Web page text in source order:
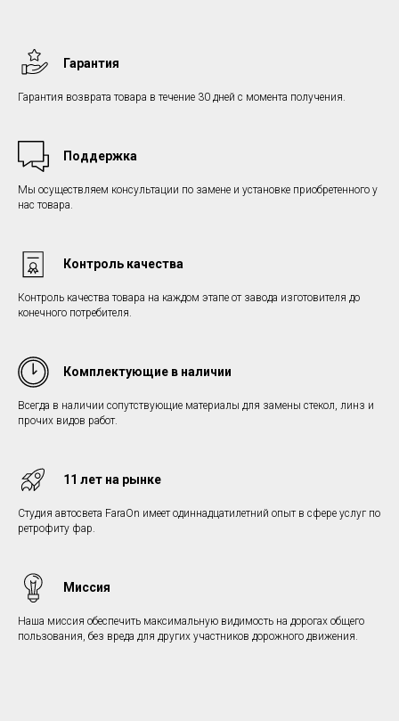
Гарантия
Гарантия возврата товара в течение 30 дней с момента получения.
Поддержка
Мы осуществляем консультации по замене и установке приобретенного у
нас товара.
Контроль качества
Контроль качества товара на каждом этапе от завода изготовителя до
конечного потребителя.
Комплектующие в наличии
Всегда в наличии сопутствующие материалы для замены стекол, линз и
прочих видов работ.
11 лет на рынке
Студия автосвета FaraOn имеет одиннадцатилетний опыт в сфере услуг по
ретрофиту фар.
Миссия
Наша миссия обеспечить максимальную видимость на дорогах общего
пользования, без вреда для других участников дорожного движения.